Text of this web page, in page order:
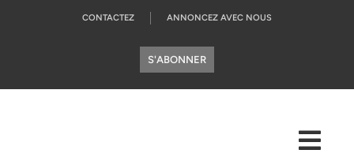
CONTACTEZ ANNONCEZ AVEC NOUS
S'ABONNER